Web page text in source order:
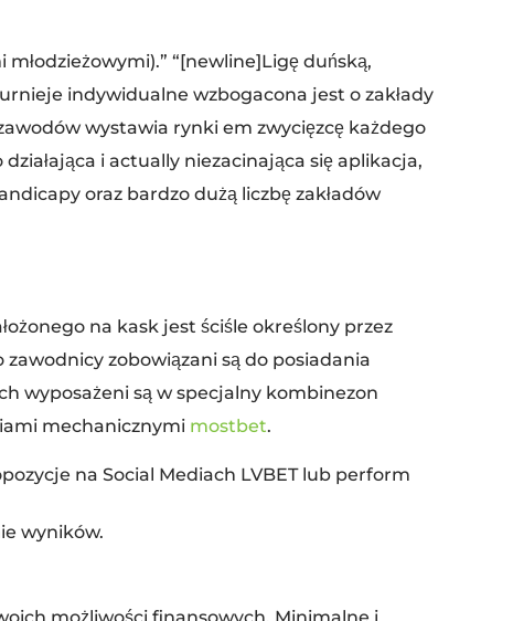
“[newline]Ligę duńską,
indywidualne wzbogacona jest o zakłady
wystawia rynki em zwycięzcę każdego
i actually niezacinająca się aplikacja,
oraz bardzo dużą liczbę zakładów
na kask jest ściśle określony przez
zobowiązani są do posiadania
wyposażeni są w specjalny kombinezon
mechanicznymi mostbet.
na Social Mediach LVBET lub perform
wyników.